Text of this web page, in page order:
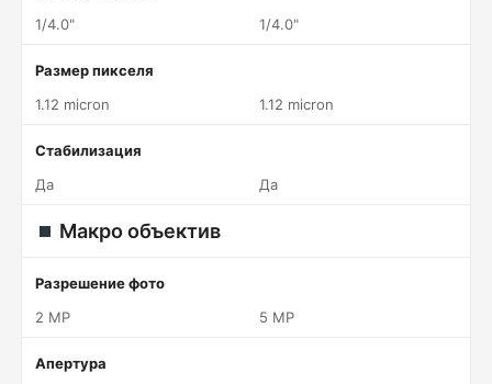
1/4.0"
1/4.0"
Размер пикселя
1.12 micron
1.12 micron
Стабилизация
Да
Да
Макро объектив
Разрешение фото
2 MP
5 MP
Апертура